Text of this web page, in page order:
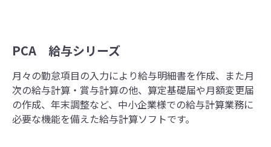
PCA 給与シリーズ
月々の勤怠項目の入力により給与明細書を作成、また月
次の給与計算・賞与計算の他、算定基礎届や月額変更届
の作成、年末調整など、中小企業様での給与計算業務に
必要な機能を備えた給与計算ソフトです。